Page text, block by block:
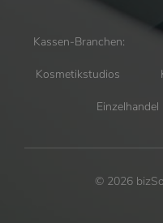
Kassen-Branchen:
Kosmetikstudios
Einzelhandel
© 2026